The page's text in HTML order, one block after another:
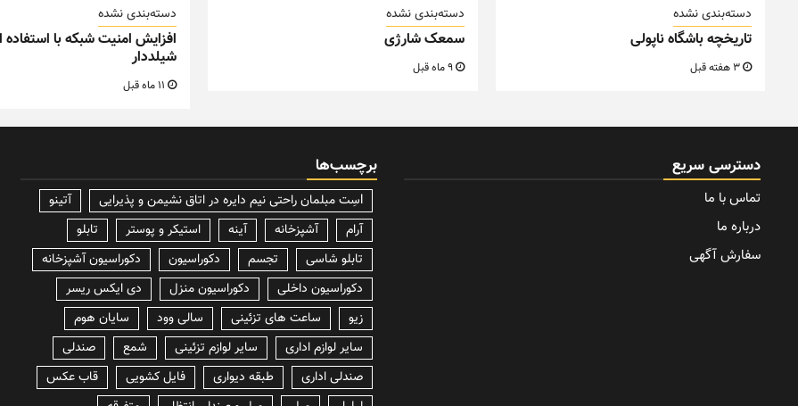
دسته‌بندی نشده
تاریخچه باشگاه ناپولی
دسته‌بندی نشده
سمعک شارژی
9 ماه قبل
دسته‌بندی نشده
افزایش امنیت شبکه با استفاده
شیلددار
دسترسی سریع
تماس با ما
درباره ما
سفارش آگهی
برچسب‌ها
lسِت مبلمان راحتی نیم دایره در اتاق نشیمن و پذیرایی
آتینو
آرام
آشپزخانه آینه استیکر و پوستر
تابلو
تابلو شاسی
تجسم دکوراسیون
دکوراسیون آشپزخانه
دکوراسیون داخلی
دکوراسیون منزل
دی ایکس ریسر
زیو
ساعت های تزئینی سالی وود
سایان هوم
سایر لوازم اداری
سایر لوازم تزئینی شمع
صندلی
صندلی اداری
طبقه دیواری فایل کشویی
قاب عکس